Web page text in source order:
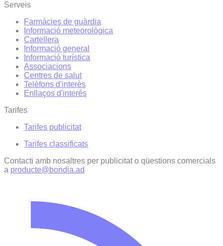
Serveis
Farmàcies de guàrdia
Informació meteorològica
Cartellera
Informació general
Informació turística
Associacions
Centres de salut
Telèfons d'interès
Enllaços d'interés
Tarifes
Tarifes publicitat
Tarifes classificats
Contacti amb nosaltres per publicitat o qüestions comercials
a producte@bondia.ad